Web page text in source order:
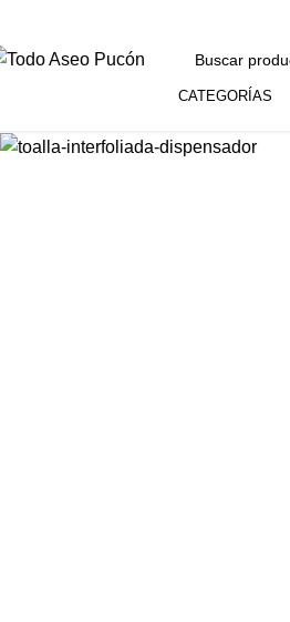
CATEGORÍAS